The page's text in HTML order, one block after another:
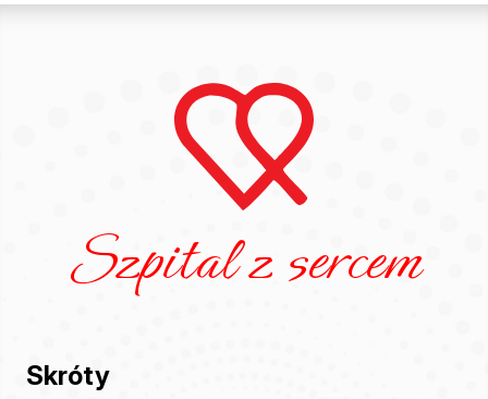
Szpital z sercem
Skróty